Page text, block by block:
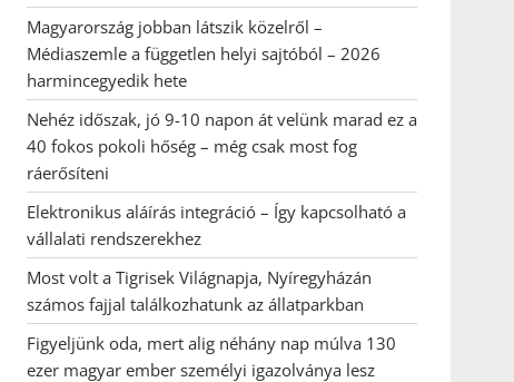
Magyarország jobban látszik közelről –
Médiaszemle a független helyi sajtóból – 2026
harmincegyedik hete
Nehéz időszak, jó 9-10 napon át velünk marad ez a
40 fokos pokoli hőség – még csak most fog
ráerősíteni
Elektronikus aláírás integráció – Így kapcsolható a
vállalati rendszerekhez
Most volt a Tigrisek Világnapja, Nyíregyházán
számos fajjal találkozhatunk az állatparkban
Figyeljünk oda, mert alig néhány nap múlva 130
ezer magyar ember személyi igazolványa lesz